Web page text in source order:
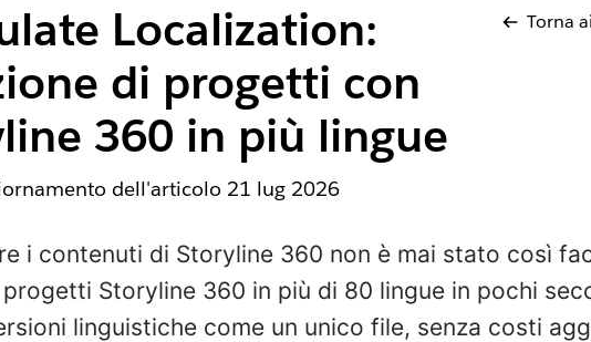
Localization:
di progetti con
360 in più lingue
Torna
dell'articolo 21 lug 2026
i contenuti di Storyline 360 non è mai stato così
Storyline 360 in più di 80 lingue in pochi
linguistiche come un unico file, senza costi